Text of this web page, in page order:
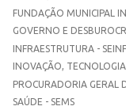
FUNDAÇÃO MUNICIPAL
GOVERNO E
INFRAESTRUTURA -
INOVAÇÃO,
PROCURADORIA GERAL
SAÚDE - SEMS